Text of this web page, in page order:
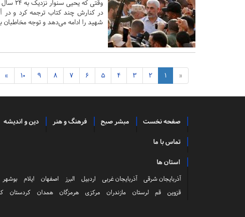
وقتی
در کنارش چند کتاب ترجمه کرد و
شهید را ادامه می‌دهد و توجه
«
1
2
3
4
5
6
7
8
9
10
»
صفحه نخست مبشر صبح فرهنگ و هنر دین و اندیشه
تماس با ما
استان ها
آذربایجان شرقی آذربایجان غربی اردبیل البرز اصفهان ایلام بوشهر
قزوین
قم لرستان مازندران مرکزی هرمزگان همدان کردستان